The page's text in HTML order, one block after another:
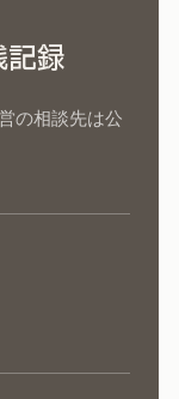
記録
の相談先は公